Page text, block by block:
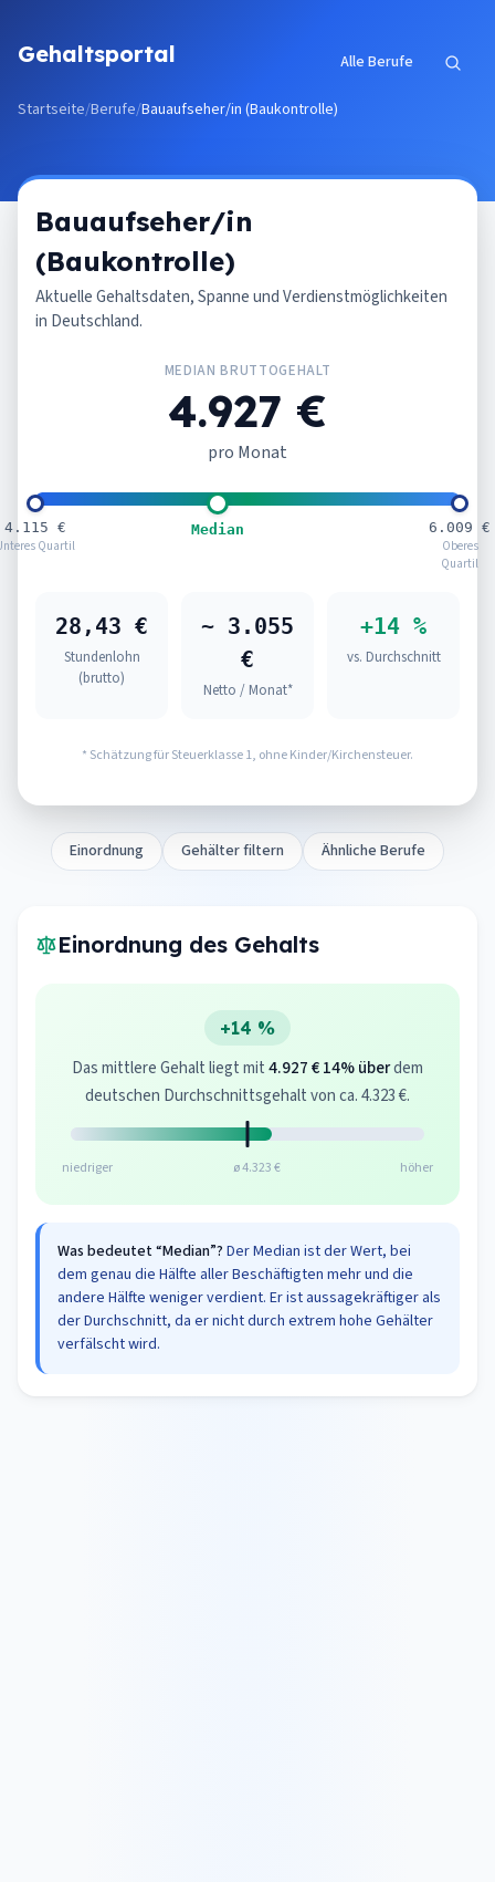
Gehaltsportal Alle Berufe
Startseite/Berufe/Bauaufseher/in (Baukontrolle)
Bauaufseher/in
(Baukontrolle)
Aktuelle Gehaltsdaten, Spanne und Verdienstmöglichkeiten
in Deutschland.
MEDIAN BRUTTOGEHALT
4.927 €
pro Monat
4.115 €
Quartil
Median
6.009 €
Oberes
Quartil
28,43 €
Stundenlohn
(brutto)
~ 3.055
€
Netto / Monat*
+14 %
vs. Durchschnitt
* Schätzung für Steuerklasse 1, ohne Kinder/Kirchensteuer.
Einordnung Gehälter filtern Ähnliche Berufe
Einordnung des Gehalts
+14 %
Das mittlere Gehalt liegt mit4.927 €14% überdem
deutschen Durchschnittsgehalt von ca. 4.323 €.
niedriger ø 4.323 € höher
Was bedeutet “Median”? Der Median ist der Wert, bei
dem genau die Hälfte aller Beschäftigten mehr und die
andere Hälfte weniger verdient. Er ist aussagekräftiger als
der Durchschnitt, da er nicht durch extrem hohe Gehälter
verfälscht wird.